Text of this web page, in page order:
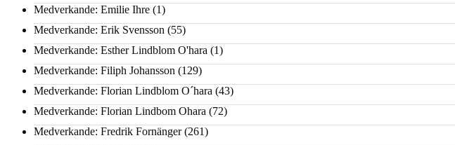
Medverkande: Emilie Ihre (1)
Medverkande: Erik Svensson (55)
Medverkande: Esther Lindblom O'hara (1)
Medverkande: Filiph Johansson (129)
Medverkande: Florian Lindblom O´hara (43)
Medverkande: Florian Lindbom Ohara (72)
Medverkande: Fredrik Fornänger(261)